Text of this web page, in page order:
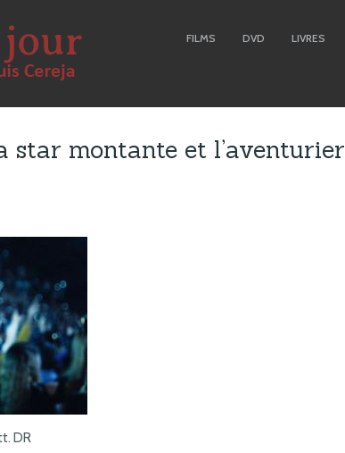
FILMS DVD LIVRES
star montante et l’aventurier
DR